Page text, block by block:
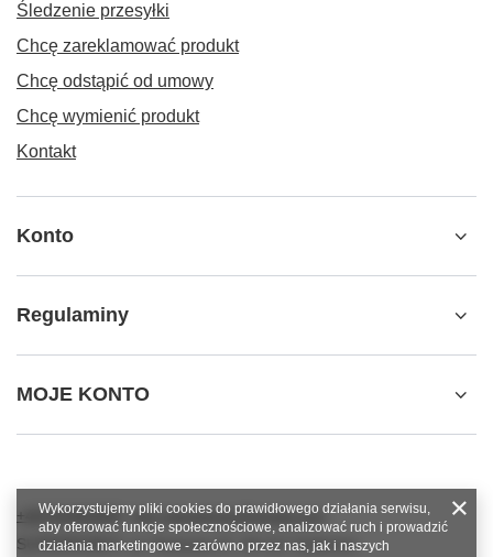
Śledzenie przesyłki
Chcę zareklamować produkt
Chcę odstąpić od umowy
Chcę wymienić produkt
Kontakt
Konto
Regulaminy
MOJE KONTO
+48784966809
info.robotshops@gmail.com
SUPERROBOT,ul. Parkowa 27,64-117Gołanice
Wykorzystujemy pliki cookies do prawidłowego działania serwisu,
aby oferować funkcje społecznościowe, analizować ruch i prowadzić
działania marketingowe - zarówno przez nas, jak i naszych